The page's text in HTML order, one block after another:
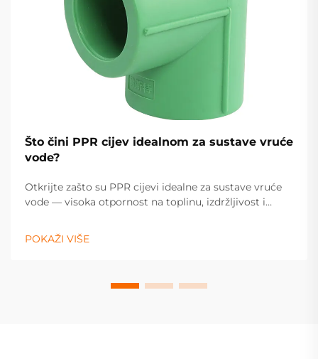
Što čini PPR cijev idealnom za sustave vruće
vode?
Otkrijte zašto su PPR cijevi idealne za sustave vruće
vode — visoka otpornost na toplinu, izdržljivost i
rad. Saznajte više.
POKAŽI VIŠE